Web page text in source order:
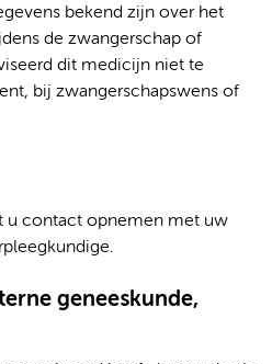
bekend zijn over het
de zwangerschap of
dit medicijn niet te
bij zwangerschapswens of
u contact opnemen met uw
geneeskunde,